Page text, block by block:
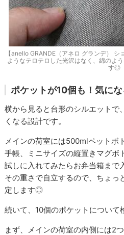
【anello GRANDE（アネロ グランデ）
ようなテロテロした光沢はなく、綿のよ
す◎
ポケットが10個も！気に
横から見ると台形のシルエットで
くなる設計です。
メインの荷室には500mlペットボ
手帳、ミニサイズの縦置きマグボ
試しに入れてみたらお弁当箱まで
その重さで自立するので、ちょっ
定します◎
続いて、10個のポケットについて
まず、メインの荷室の内側には2